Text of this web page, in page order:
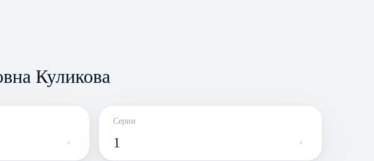
Куликова
Серии
1